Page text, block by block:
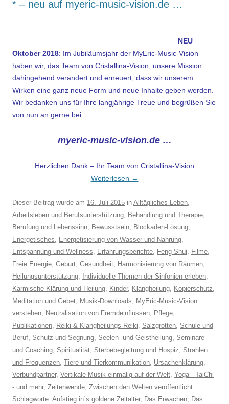
* – neu auf myeric-music-vision.de …
NEU
Oktober 2018: Im Jubiläumsjahr der MyEric-Music-Vision
haben wir, das Team von Cristallina-Vision, unsere Mission
dahingehend verändert und erneuert, dass wir unserem
Wirken eine ganz neue Form und neue Inhalte geben werden.
Wir bedanken uns für Ihre langjährige Treue und begrüßen Sie
von nun an gerne bei
myeric-music-vision.de …
Herzlichen Dank – Ihr Team von Cristallina-Vision
Weiterlesen →
Dieser Beitrag wurde am 16. Juli 2015 in Alltägliches Leben,
Arbeitsleben und Berufsunterstützung, Behandlung und Therapie,
Berufung und Lebenssinn, Bewusstsein, Blockaden-Lösung,
Energetisches, Energetisierung von Wasser und Nahrung,
Entspannung und Wellness, Erfahrungsberichte, Feng Shui, Filme,
Freie Energie, Geburt, Gesundheit, Harmonisierung von Räumen,
Heilungsunterstützung, Individuelle Themen der Sinfonien erleben,
Karmische Klärung und Heilung, Kinder, Klangheilung, Kopierschutz,
Meditation und Gebet, Musik-Downloads, MyEric-Music-Vision
verstehen, Neutralisation von Fremdeinflüssen, Pflege,
Publikationen, Reiki & Klangheilungs-Reiki, Salzgrotten, Schule und
Beruf, Schutz und Segnung, Seelen- und Geistheilung, Seminare
und Coaching, Spiritualität, Sterbebegleitung und Hospiz, Strahlen
und Frequenzen, Tiere und Tierkommunikation, Ursachenklärung,
Verbundpartner, Vertikale Musik einmalig auf der Welt, Yoga - TaiChi
- und mehr, Zeitenwende, Zwischen den Welten veröffentlicht.
Schlagworte: Aufstieg in´s goldene Zeitalter, Das Erwachen, Das